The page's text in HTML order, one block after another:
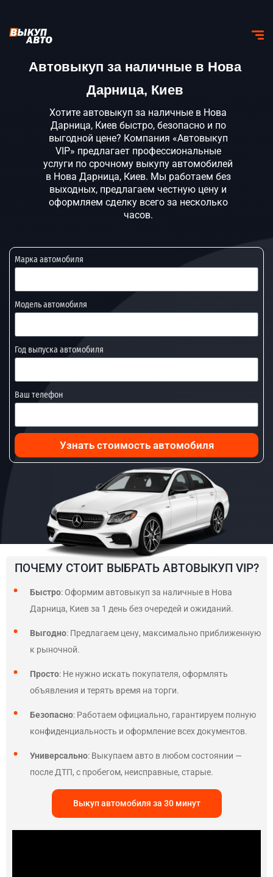
Автовыкуп за наличные в Нова
Дарница, Киев
Хотите автовыкуп за наличные в Нова
Дарница, Киев быстро, безопасно и по
выгодной цене? Компания «Автовыкуп
VIP» предлагает профессиональные
услуги по срочному выкупу автомобилей
в Нова Дарница, Киев. Мы работаем без
выходных, предлагаем честную цену и
оформляем сделку всего за несколько
часов.
Марка автомобиля
Модель автомобиля
Год выпуска автомобиля
Ваш телефон
Узнать стоимость автомобиля
ПОЧЕМУ СТОИТ ВЫБРАТЬ АВТОВЫКУП VIP?
Быстро: Оформим автовыкуп за наличные в Нова
Дарница, Киев за 1 день без очередей и ожиданий.
Выгодно: Предлагаем цену, максимально приближенную
к рыночной.
Просто: Не нужно искать покупателя, оформлять
объявления и терять время на торги.
Безопасно: Работаем официально, гарантируем полную
конфиденциальность и оформление всех документов.
Универсально: Выкупаем авто в любом состоянии —
после ДТП, с пробегом, неисправные, старые.
Выкуп автомобиля за 30 минут